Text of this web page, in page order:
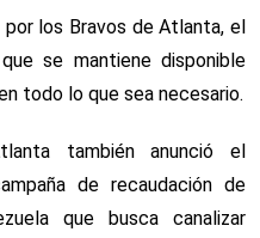
los Bravos de Atlanta, el
se mantiene disponible
todo lo que sea necesario.
también anunció el
de recaudación de
que busca canalizar